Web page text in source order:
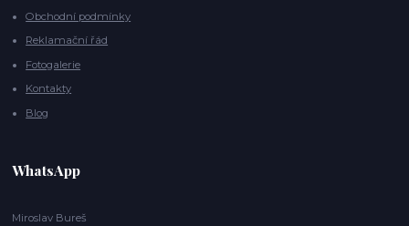
Obchodní podmínky
Reklamační řád
Fotogalerie
Kontakty
Blog
WhatsApp
Miroslav Bureš